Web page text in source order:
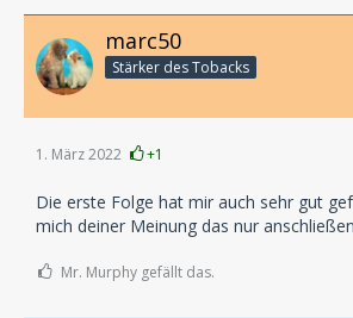
exklusivem Wissen und viel Humor.
beiden immer wieder einen Blick in
Manuskripte der erfolgreichsten
Welt. Das ruft erstaunlich detaillierte
unerzählte Anekdoten und
alle in Erinnerung zu rufen, sondern
Tiefenbohrung auch mit den
gescripteten Podcast-Dialoge“,
marc50
Stärker des Tobacks
1. März 2022 +1
Die erste Folge hat mir auch sehr gut
mich deiner Meinung das nur
Mr. Murphy gefällt das.